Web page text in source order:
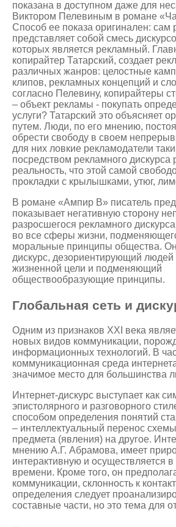
показана в доступном даже для
Виктором Пелевиным в романе
Способ ее показа оригинален: сам
представляет собой смесь
которых является рекламный.
копирайтер Татарский, создает
различных жанров: целостные
клипов, рекламных концепций и
согласно Пелевину, копирайтеры
– объект рекламы - покупать
услуги? Татарский это объясняет
путем. Люди, по его мнению,
обрести свободу в своем
для них ловкие рекламодатели
посредством рекламного дискурса
реальность, что этой самой
прокладки с крылышками, утюг,
В романе «Ампир В» писатель
показывает негативную сторону
разросшегося рекламного
во все сферы жизни,
моральные принципы общества. Он
дискурс, дезориентирующий
жизненной цели и подменяющий
обществообразующие принципы.
Глобальная сеть и
Одним из признаков XXI века
новых видов коммуникации,
информационных технологий. В
коммуникационная среда
значимое место для большинства
Интернет-дискурс выступает как
эпистолярного и разговорного
способом определения понятий
– интеллектуальный перенос
предмета (явления) на другое.
мнению А.Г. Абрамова, имеет
интерактивную и осуществляется
времени. Кроме того, он
коммуникации, склонность к
определения следует
составные части, но это тема для